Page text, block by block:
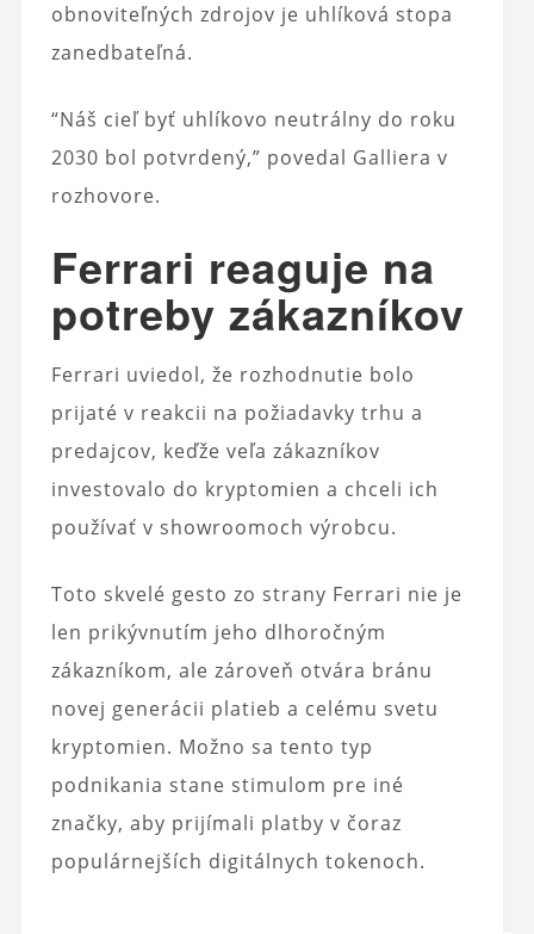
obnoviteľných zdrojov je uhlíková stopa
zanedbateľná.
“Náš cieľ byť uhlíkovo neutrálny do roku
2030 bol potvrdený,” povedal Galliera v
rozhovore.
Ferrari reaguje na
potreby zákazníkov
Ferrari uviedol, že rozhodnutie bolo
prijaté v reakcii na požiadavky trhu a
predajcov, keďže veľa zákazníkov
investovalo do kryptomien a chceli ich
používať v showroomoch výrobcu.
Toto skvelé gesto zo strany Ferrari nie je
len prikývnutím jeho dlhoročným
zákazníkom, ale zároveň otvára bránu
novej generácii platieb a celému svetu
kryptomien. Možno sa tento typ
podnikania stane stimulom pre iné
značky, aby prijímali platby v čoraz
populárnejších digitálnych tokenoch.